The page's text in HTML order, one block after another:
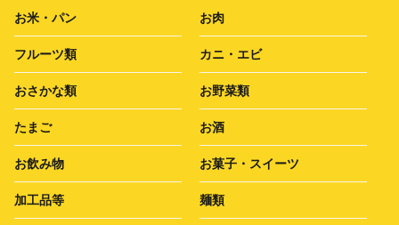
お米・パン お肉
フルーツ類 カニ・エビ
おさかな類 お野菜類
たまご お酒
お飲み物 お菓子・スイーツ
加工品等 麺類